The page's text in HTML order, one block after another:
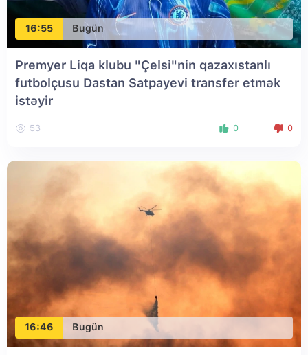
16:55 Bugün
Premyer Liqa klubu "Çelsi"nin qazaxıstanlı
futbolçusu Dastan Satpayevi transfer etmək
istəyir
53 0 0
16:46 Bugün